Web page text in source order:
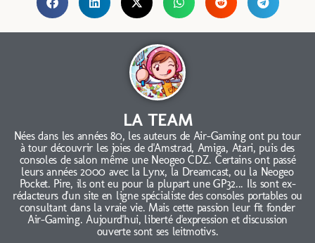
LA TEAM
Nées dans les années 80, les auteurs de Air-Gaming ont pu tour
à tour découvrir les joies de d'Amstrad, Amiga, Atari, puis des
consoles de salon même une Neogeo CDZ. Certains ont passé
leurs années 2000 avec la Lynx, la Dreamcast, ou la Neogeo
Pocket. Pire, ils ont eu pour la plupart une GP32... Ils sont ex-
rédacteurs d'un site en ligne spécialiste des consoles portables ou
consultant dans la vraie vie. Mais cette passion leur fit fonder
Air-Gaming. Aujourd'hui, liberté d'expression et discussion
ouverte sont ses leitmotivs.